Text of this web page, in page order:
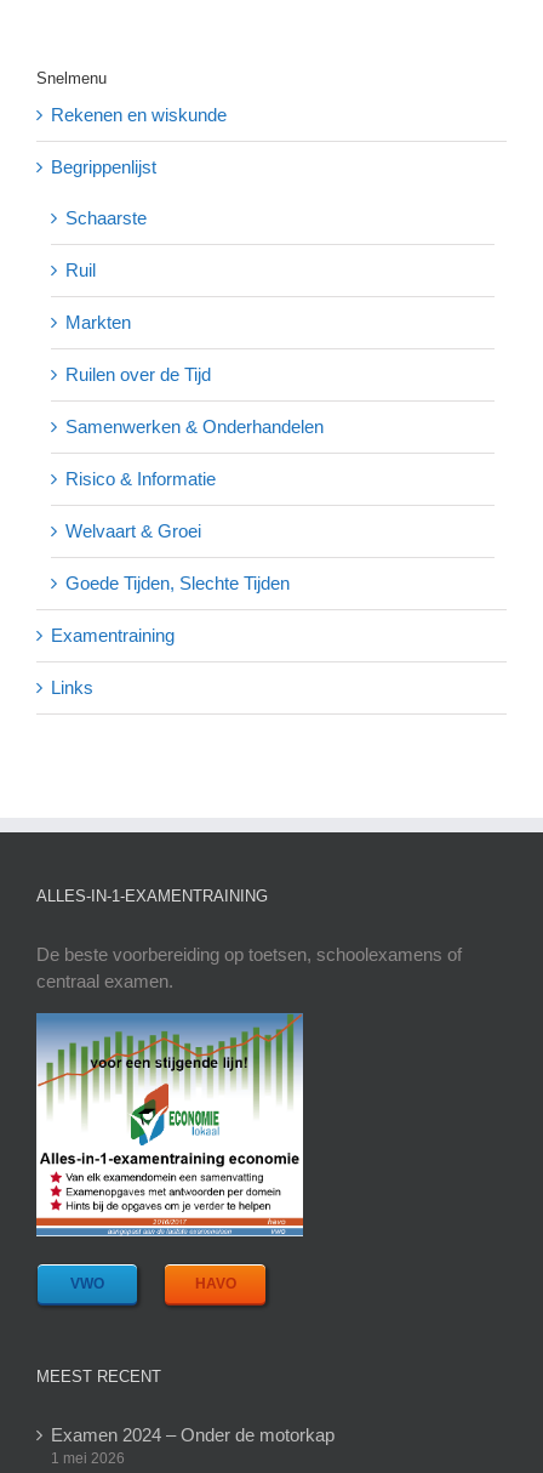
Snelmenu
Rekenen en wiskunde
Begrippenlijst
Schaarste
Ruil
Markten
Ruilen over de Tijd
Samenwerken & Onderhandelen
Risico & Informatie
Welvaart & Groei
Goede Tijden, Slechte Tijden
Examentraining
Links
ALLES-IN-1-EXAMENTRAINING
De beste voorbereiding op toetsen, schoolexamens of
centraal examen.
VWO HAVO
MEEST RECENT
Examen 2024 – Onder de motorkap
1 mei 2026